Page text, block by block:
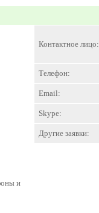
и
Контактное лицо:
Телефон:
Email:
Skype:
Другие заявки: